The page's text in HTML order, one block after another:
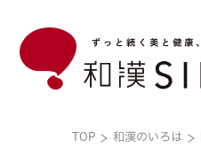
TOP 和漢のいろは